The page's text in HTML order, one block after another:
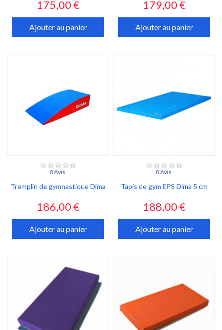
Prix
175,00 €
Ajouter au panier
Prix
179,00 €
Ajouter au panier
0 Avis
Tremplin de gymnastique Dima
Prix
186,00 €
Ajouter au panier
0 Avis
Tapis de gym EPS Dima 5 cm
Prix
188,00 €
Ajouter au panier